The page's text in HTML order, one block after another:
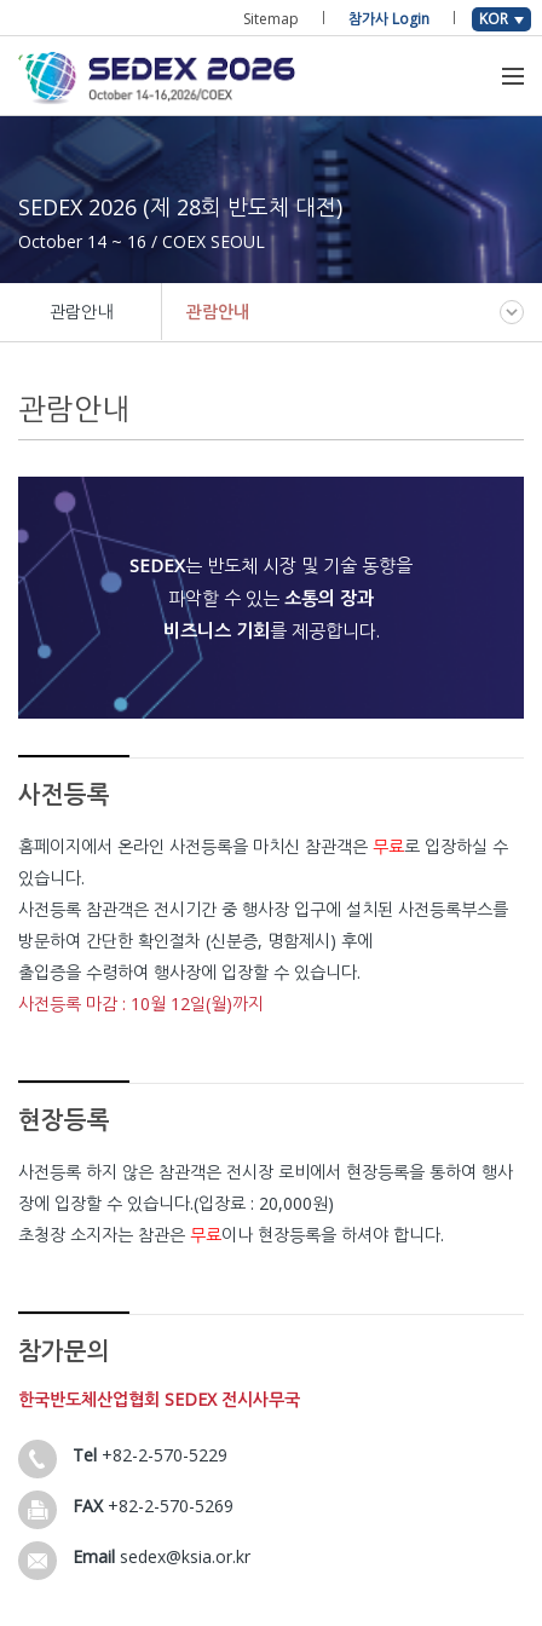
Sitemap 참가사 Login KOR
SEDEX 2026 (제 28회 반도체 대전)
October 14 ~ 16 / COEX SEOUL
관람안내 관람안내
관람안내
SEDEX는 반도체 시장 및 기술 동향을
파악할 수 있는 소통의 장과
비즈니스 기회를 제공합니다.
사전등록
홈페이지에서 온라인 사전등록을 마치신 참관객은 무료로 입장하실 수
있습니다.
사전등록 참관객은 전시기간 중 행사장 입구에 설치된 사전등록부스를
방문하여 간단한 확인절차 (신분증, 명함제시) 후에
출입증을 수령하여 행사장에 입장할 수 있습니다.
사전등록 마감 : 10월 12일(월)까지
현장등록
사전등록 하지 않은 참관객은 전시장 로비에서 현장등록을 통하여 행사
장에 입장할 수 있습니다.(입장료 : 20,000원)
초청장 소지자는 참관은 무료이나 현장등록을 하셔야 합니다.
참가문의
한국반도체산업협회 SEDEX 전시사무국
Tel +82-2-570-5229
FAX+82-2-570-5269
Email sedex@ksia.or.kr